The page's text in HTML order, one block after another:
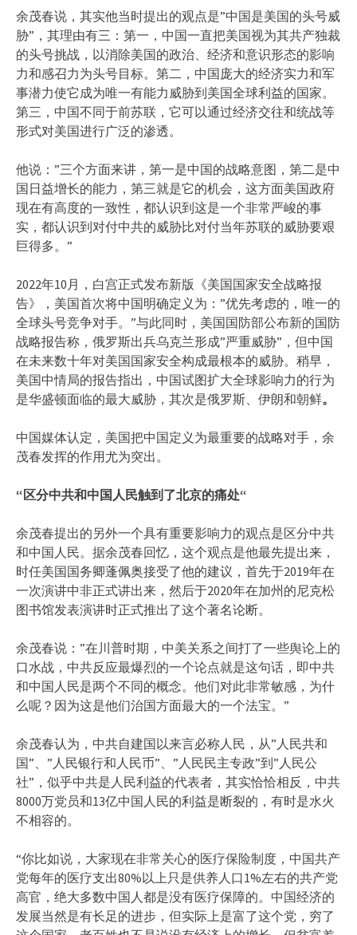
余茂春说，其实他当时提出的观点是”中国是美国的头号威
胁”，其理由有三：第一，中国一直把美国视为其共产独裁
的头号挑战，以消除美国的政治、经济和意识形态的影响
力和感召力为头号目标。第二，中国庞大的经济实力和军
事潜力使它成为唯一有能力威胁到美国全球利益的国家。
第三，中国不同于前苏联，它可以通过经济交往和统战等
形式对美国进行广泛的渗透。
他说：”三个方面来讲，第一是中国的战略意图，第二是中
国日益增长的能力，第三就是它的机会，这方面美国政府
现在有高度的一致性，都认识到这是一个非常严峻的事
实，都认识到对付中共的威胁比对付当年苏联的威胁要艰
巨得多。”
2022年10月，白宫正式发布新版《美国国家安全战略报
告》，美国首次将中国明确定义为：”优先考虑的，唯一的
全球头号竞争对手。”与此同时，美国国防部公布新的国防
战略报告称，俄罗斯出兵乌克兰形成”严重威胁”，但中国
在未来数十年对美国国家安全构成最根本的威胁。稍早，
美国中情局的报告指出，中国试图扩大全球影响力的行为
是华盛顿面临的最大威胁，其次是俄罗斯、伊朗和朝鲜。
中国媒体认定，美国把中国定义为最重要的战略对手，余
茂春发挥的作用尤为突出。
“区分中共和中国人民触到了北京的痛处“
余茂春提出的另外一个具有重要影响力的观点是区分中共
和中国人民。据余茂春回忆，这个观点是他最先提出来，
时任美国国务卿蓬佩奥接受了他的建议，首先于2019年在
一次演讲中非正式讲出来，然后于2020年在加州的尼克松
图书馆发表演讲时正式推出了这个著名论断。
余茂春说：”在川普时期，中美关系之间打了一些舆论上的
口水战，中共反应最爆烈的一个论点就是这句话，即中共
和中国人民是两个不同的概念。他们对此非常敏感，为什
么呢？因为这是他们治国方面最大的一个法宝。”
余茂春认为，中共自建国以来言必称人民，从”人民共和
国”、”人民银行和人民币”、”人民民主专政”到”人民公
社”，似乎中共是人民利益的代表者，其实恰恰相反，中共
8000万党员和13亿中国人民的利益是断裂的，有时是水火
不相容的。
“你比如说，大家现在非常关心的医疗保险制度，中国共产
党每年的医疗支出80%以上只是供养人口1%左右的共产党
高官，绝大多数中国人都是没有医疗保障的。中国经济的
发展当然是有长足的进步，但实际上是富了这个党，穷了